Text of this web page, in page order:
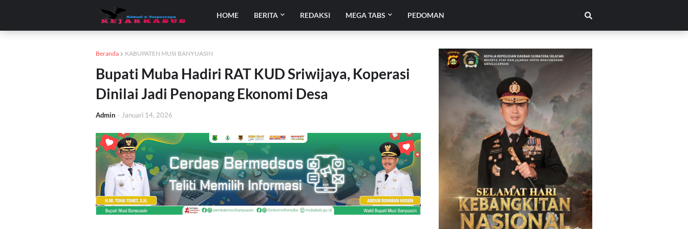
HOME BERITA REDAKSI MEGA TABS PEDOMAN
Beranda KABUPATEN MUSI BANYUASIN
Bupati Muba Hadiri RAT KUD Sriwijaya, Koperasi
Dinilai Jadi Penopang Ekonomi Desa
Admin - Januari 14, 2026